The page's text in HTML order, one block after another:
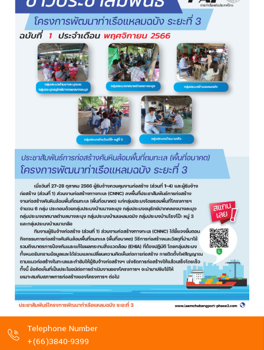
Telephone Number
+(66)3840-9399